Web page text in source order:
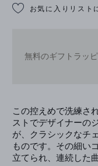
お気に入りリスト
無料のギフトラッ
この控えめで洗練さ
ストでデザイナーの
が、クラシックなチ
ものです。その細い
立てられ、連続した